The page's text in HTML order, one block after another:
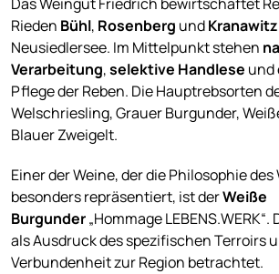
Rieden Bühl, Rosenberg und
Neusiedlersee. Im Mittelpunkt stehen
Verarbeitung,selektive Handlese und
Pflege der Reben. Die Hauptrebsorten
Welschriesling, Grauer Burgunder,
Blauer Zweigelt.
Einer der Weine, der die Philosophie
besonders repräsentiert, ist derWeiße
Burgunder„Hommage
als Ausdruck des spezifischen Terroirs
Verbundenheit zur Region betrachtet.